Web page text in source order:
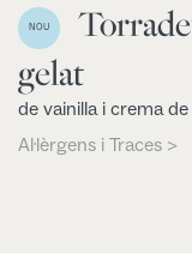
NOU
gelat
de vainilla i crema
Al·lèrgens i Traces >